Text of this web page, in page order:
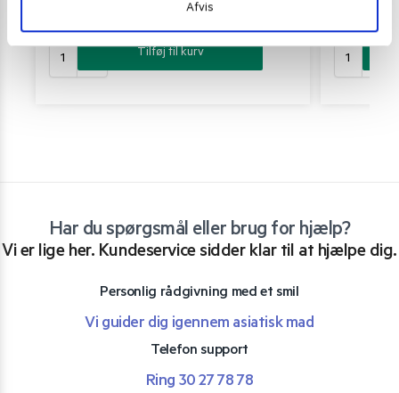
Afvis
52,00kr.
Tilføj til kurv
119,00
Har du spørgsmål eller brug for hjælp?
Vi er lige her. Kundeservice sidder klar til at hjælpe dig.
Personlig rådgivning med et smil
Vi guider dig igennem asiatisk mad
Telefon support
Ring 30 27 78 78